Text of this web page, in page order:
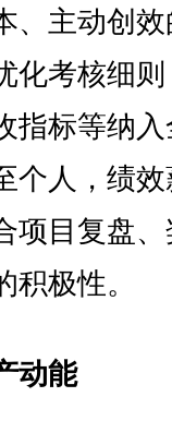
、主动创
化考核细
指标等纳
个人，绩
项目复盘
极性。
动能